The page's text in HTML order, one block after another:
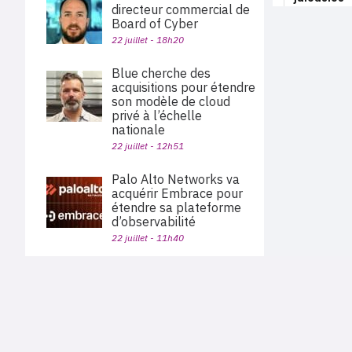
directeur commercial de
Board of Cyber
22 juillet - 18h20
Blue cherche des
acquisitions pour étendre
son modèle de cloud
privé à l’échelle
nationale
22 juillet - 12h51
Palo Alto Networks va
acquérir Embrace pour
étendre sa plateforme
d’observabilité
22 juillet - 11h40